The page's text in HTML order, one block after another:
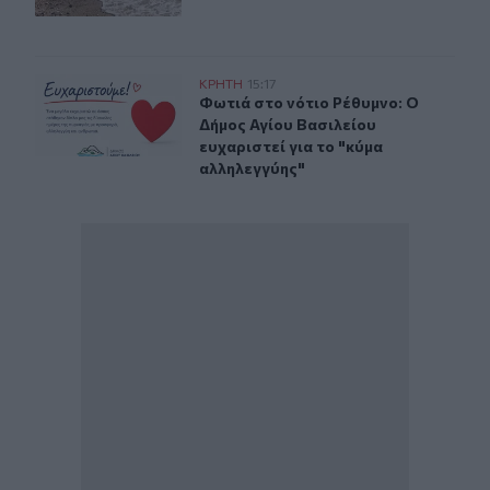
Φωτιά στο νότιο Ρέθυμνο: Ο Δήμος Αγίου Βασιλείου
ΚΡΗΤΗ 15:17
Φωτιά στο νότιο Ρέθυμνο: Ο Δήμος
Φωτιά στο νότιο Ρέθυμνο: Ο
Δήμος Αγίου Βασιλείου
ευχαριστεί για το "κύμα
αλληλεγγύης"